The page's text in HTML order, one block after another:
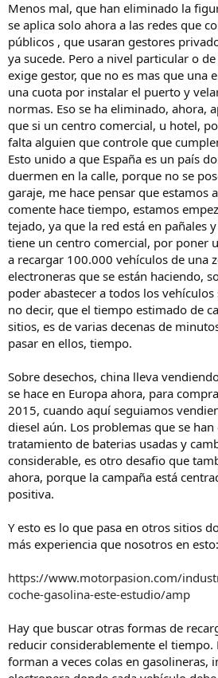
Y esto qué tiene que ver con el
de producción de hidrógeno: producir a
verde o de energía electrica
verde, pero ese tipo de H2 sólo se produce
tanta generación eléctrica que "sobra". Y
momento muy muy puntuales. Generar
convencionales es contaminante, por lo
consideración: el H2 se produce, como
eléctrica. Por lo que el rendimiento es
energía electrica para generar H2, con una
mucho más eficiente usar directamente
mover un coche. Y mucho más barato
Por todo esto, creo que sinceramente el
concepto teórico, pero sin futuro. EMHO
eléctrico, siempre y cuando logremos
Otra historia, en la que no me meto por
tema de residuos, huella del carbono y
Sería interesante que alguien nos pudiera
Un saludo compañeros!
Menos mal, que han eliminado la
se aplica solo ahora a las redes que
públicos , que usaran gestores
ya sucede. Pero a nivel particular o
exige gestor, que no es mas que una
una cuota por instalar el puerto y
normas. Eso se ha eliminado, ahora,
que si un centro comercial, u hotel,
falta alguien que controle que
Esto unido a que España es un país
duermen en la calle, porque no se
garaje, me hace pensar que estamos
comente hace tiempo, estamos
tejado, ya que la red está en pañales
tiene un centro comercial, por poner
a recargar 100.000 vehículos de una
electroneras que se están haciendo,
poder abastecer a todos los
no decir, que el tiempo estimado de
sitios, es de varias decenas de
pasar en ellos, tiempo.
Sobre desechos, china lleva
se hace en Europa ahora, para
2015, cuando aquí seguiamos
diesel aún. Los problemas que se
tratamiento de baterias usadas y
considerable, es otro desafio que
ahora, porque la campaña está
positiva.
Y esto es lo que pasa en otros sitios
más experiencia que nosotros en esto:
https://www.motorpasion.com/
coche-gasolina-este-estudio/amp
Hay que buscar otras formas de
reducir considerablemente el tiempo.
forman a veces colas en gasolineras,